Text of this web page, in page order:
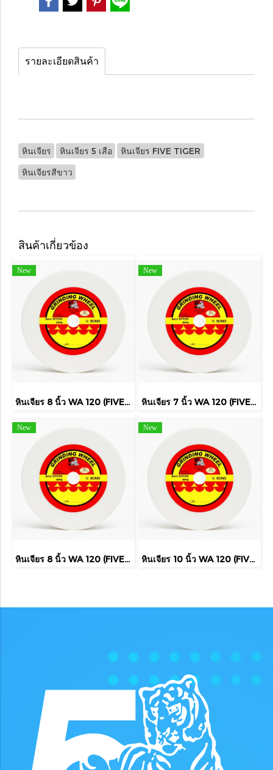
รายละเอียดสินค้า
หินเจียร หินเจียร 5 เสือ หินเจียร FIVE TIGER
หินเจียรสีขาว
สินค้าเกี่ยวข้อง
New
หินเจียร 8 นิ้ว WA 120 (FIVE TIGER)
New
หินเจียร 7 นิ้ว WA 120 (FIVE TIGER)
New
หินเจียร 8 นิ้ว WA 120 (FIVE TIGER)
New
หินเจียร 10 นิ้ว WA 120 (FIVE TIGER)